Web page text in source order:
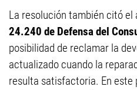
La resolución también citó el
24.240 de Defensa del
posibilidad de reclamar la
actualizado cuando la
resulta satisfactoria. En este